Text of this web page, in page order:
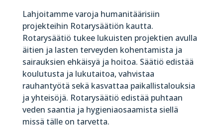
Lahjoitamme varoja humanitäärisiin
projekteihin Rotarysäätiön kautta.
Rotarysäätiö tukee lukuisten projektien avulla
äitien ja lasten terveyden kohentamista ja
sairauksien ehkäisyä ja hoitoa. Säätiö edistää
koulutusta ja lukutaitoa, vahvistaa
rauhantyötä sekä kasvattaa paikallistalouksia
ja yhteisöjä. Rotarysäätiö edistää puhtaan
veden saantia ja hygieniaosaamista siellä
missä tälle on tarvetta.